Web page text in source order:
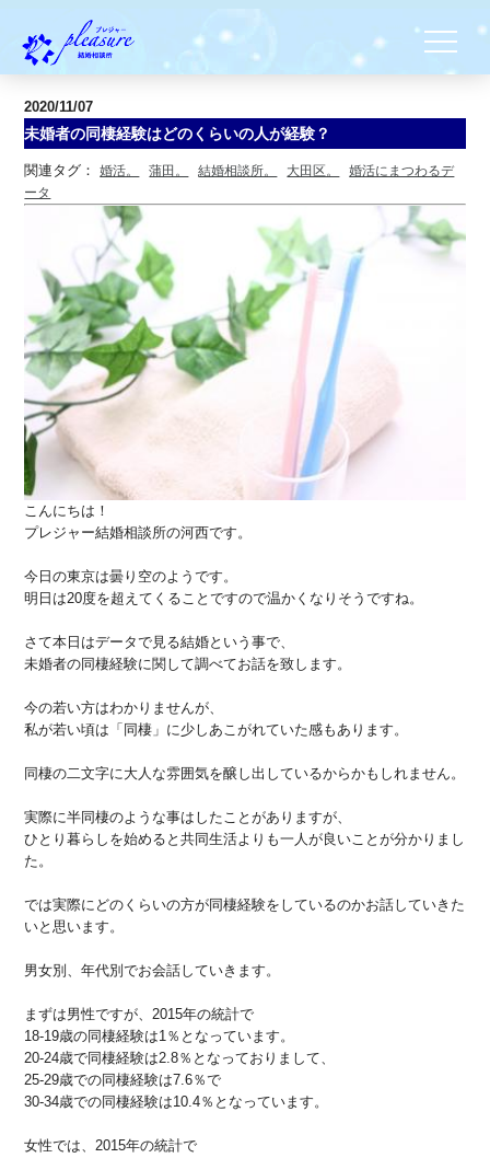
2020/11/07
未婚者の同棲経験はどのくらいの人が経験？
関連タグ：婚活。 蒲田。 結婚相談所。 大田区。
婚活にまつわるデ
ータ
こんにちは！
プレジャー結婚相談所の河西です。
今日の東京は曇り空のようです。
明日は20度を超えてくることですので温かくなりそうですね。
さて本日はデータで見る結婚という事で、
未婚者の同棲経験に関して調べてお話を致します。
今の若い方はわかりませんが、
私が若い頃は「同棲」に少しあこがれていた感もあります。
同棲の二文字に大人な雰囲気を醸し出しているからかもしれません。
実際に半同棲のような事はしたことがありますが、
ひとり暮らしを始めると共同生活よりも一人が良いことが分かりまし
た。
では実際にどのくらいの方が同棲経験をしているのかお話していきた
いと思います。
男女別、年代別でお会話していきます。
まずは男性ですが、2015年の統計で
18-19歳の同棲経験は1％となっています。
20-24歳で同棲経験は2.8％となっておりまして、
25-29歳での同棲経験は7.6％で
30-34歳での同棲経験は10.4％となっています。
女性では、2015年の統計で